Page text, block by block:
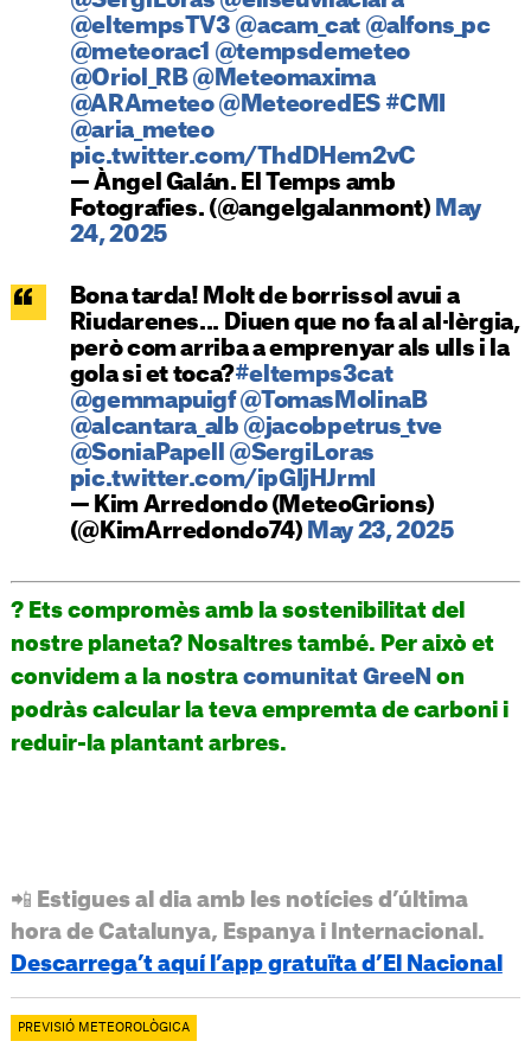
@eltempsTV3 @acam_cat @alfons_pc
@meteorac1 @tempsdemeteo
@Oriol_RB @Meteomaxima
@ARAmeteo @MeteoredES #CMI
@aria_meteo
pic.twitter.com/ThdDHem2vC
— Àngel Galán. El Temps amb
Fotografies. (@angelgalanmont) May
24, 2025
Bona tarda! Molt de borrissol avui a
Riudarenes... Diuen que no fa al al·lèrgia,
però com arriba a emprenyar als ulls i la
gola si et toca?#eltemps3cat
@gemmapuigf @TomasMolinaB
@alcantara_alb @jacobpetrus_tve
@SoniaPapell
@SergiLoras
pic.twitter.com/ipGIjHJrmI
— Kim Arredondo (MeteoGrions)
(@KimArredondo74) May 23, 2025
? Ets compromès amb la sostenibilitat del
nostre planeta? Nosaltres també. Per això et
convidem a la nostra comunitat GreeN on
podràs calcular la teva empremta de carboni i
reduir-la plantant arbres.
📲 Estigues al dia amb les notícies d’última
hora de Catalunya, Espanya i Internacional.
Descarrega’t aquí l’app gratuïta d’El Nacional
PREVISIÓ METEOROLÒGICA